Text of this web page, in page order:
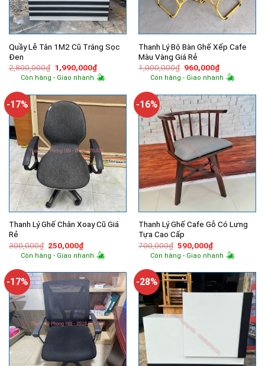
Quầy Lễ Tân 1M2 Cũ Trắng Sọc
Đen
2,800,000₫ Giá
gốc
là:
1,990,000₫Giá
hiện
tại
1,990,000₫.
Còn hàng - Giao nhanh
Thanh Lý Bộ Bàn Ghế Xếp Cafe
Màu Vàng Giá Rẻ
1,000,000₫ Giá
gốc
là:
960,000₫Giá
hiện
tại
960,000₫.
Còn hàng - Giao nhanh
-17%
Thanh Lý Ghế Chân Xoay Cũ Giá
Rẻ
300,000₫ Giá
gốc
là:
250,000₫Giá
hiện
tại
250,000₫.
Còn hàng - Giao nhanh
-16%
Thanh Lý Ghế Cafe Gỗ Có Lưng
Tựa Cao Cấp
700,000₫ Giá
gốc
là:
590,000₫Giá
hiện
tại
590,000₫.
Còn hàng - Giao nhanh
-17% -28%